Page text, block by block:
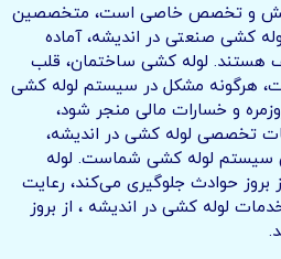
و تخصص خاصی است، متخصصین
کشی صنعتی در اندیشه، آماده
هستند. لوله کشی ساختمان، قلب
هرگونه مشکل در سیستم لوله کشی
و خسارات مالی منجر شود،
تخصصی لوله کشی در اندیشه،
سیستم لوله کشی شماست. لوله
بروز حوادث جلوگیری می‌کند، رعایت
لوله کشی در اندیشه ، از بروز